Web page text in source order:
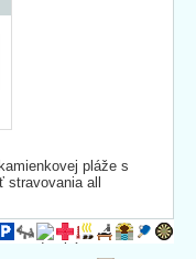
pláže s
all